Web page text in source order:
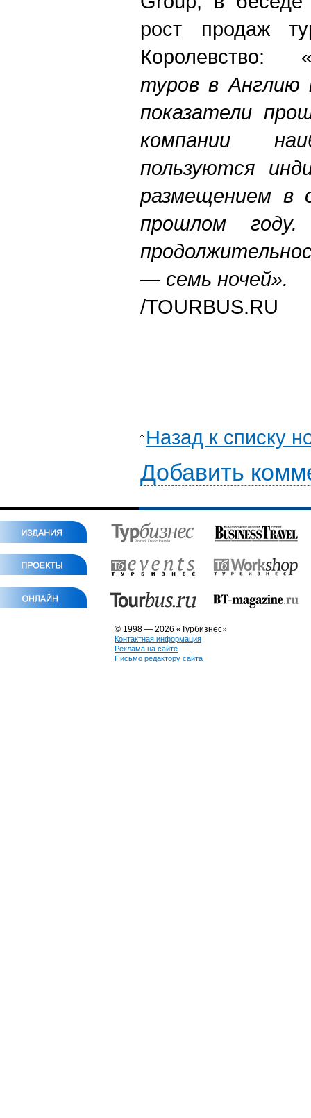
рост продаж
Королевство:
туров в Англию
показатели
компании
пользуются
размещением в
прошлом году.
— семь ночей».
/TOURBUS.RU
Назад к списку
Добавить
© 1998 — 2026 «Турбизнес»
Контактная информация
Реклама на сайте
Письмо редактору сайта